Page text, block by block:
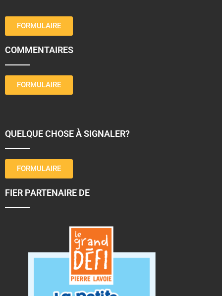
FORMULAIRE
COMMENTAIRES
FORMULAIRE
QUELQUE CHOSE À SIGNALER?
FORMULAIRE
FIER PARTENAIRE DE